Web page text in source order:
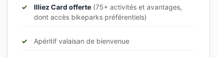
Illiez Card offerte (75+ activités et avantages,
dont accès bikeparks préférentiels)
Apéritif valaisan de bienvenue